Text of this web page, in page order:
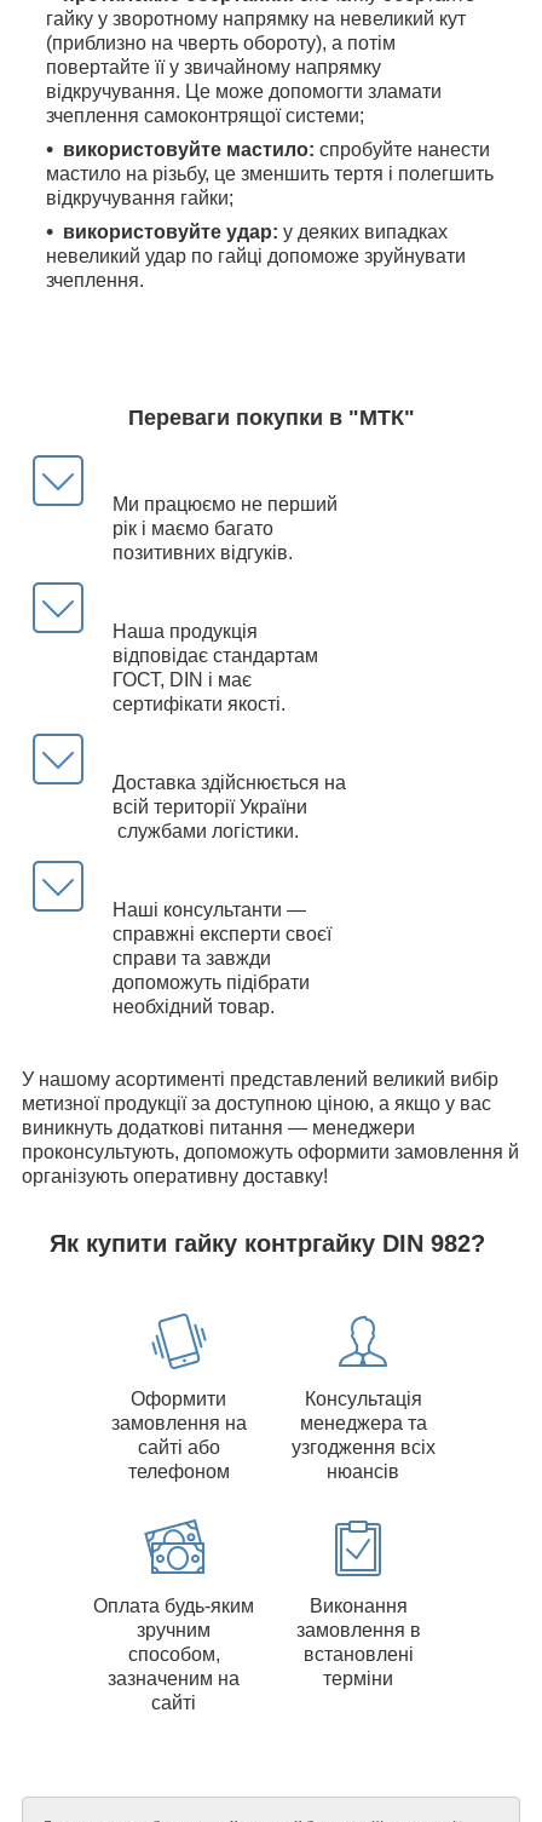
гайку у зворотному напрямку на невеликий кут
(приблизно на чверть обороту), а потім
повертайте її у звичайному напрямку
відкручування. Це може допомогти зламати
зчеплення самоконтрящої системи;
використовуйте мастило: спробуйте нанести
мастило на різьбу, це зменшить тертя і полегшить
відкручування гайки;
використовуйте удар: у деяких випадках
невеликий удар по гайці допоможе зруйнувати
зчеплення.
Переваги покупки в "МТК"
Ми працюємо не перший
рік і маємо багато
позитивних відгуків.
Наша продукція
відповідає стандартам
ГОСТ, DIN і має
сертифікати якості.
Доставка здійснюється на
всій території України
службами логістики.
Наші консультанти —
справжні експерти своєї
справи та завжди
допоможуть підібрати
необхідний товар.
У нашому асортименті представлений великий вибір
метизної продукції за доступною ціною, а якщо у вас
виникнуть додаткові питання — менеджери
проконсультують, допоможуть оформити замовлення й
організують оперативну доставку!
Як купити гайку контргайку DIN 982?
Оформити
замовлення на
сайті або
телефоном
Консультація
менеджера та
узгодження всіх
нюансів
Оплата будь-яким
зручним
способом,
зазначеним на
сайті
Виконання
замовлення в
встановлені
терміни